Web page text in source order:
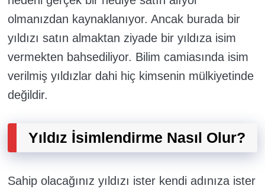
olmanızdan kaynaklanıyor. Ancak burada bir
yıldızı satın almaktan ziyade bir yıldıza isim
vermekten bahsediliyor. Bilim camiasında isim
verilmiş yıldızlar dahi hiç kimsenin mülkiyetinde
değildir.
Yıldız İsimlendirme Nasıl Olur?
Sahip olacağınız yıldızı ister kendi adınıza ister